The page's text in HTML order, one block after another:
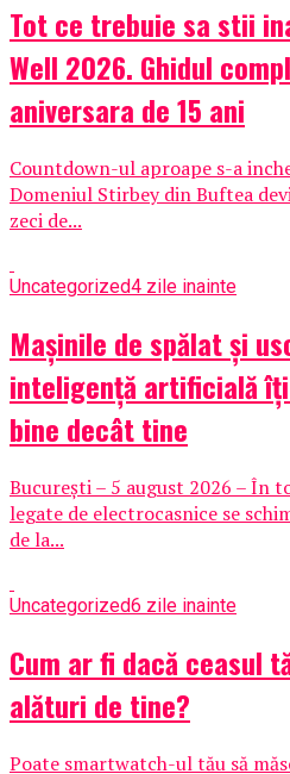
Tot ce trebuie sa stii
Well 2026. Ghidul
aniversara de 15 ani
Countdown-ul aproape s-a
Domeniul Stirbey din Buftea
zeci de...
Uncategorized4 zile inainte
Mașinile de spălat și
inteligență artificială
bine decât tine
București – 5 august 2026 – În
legate de electrocasnice se
de la...
Uncategorized6 zile inainte
Cum ar fi dacă ceasul
alături de tine?
Poate smartwatch-ul tău să